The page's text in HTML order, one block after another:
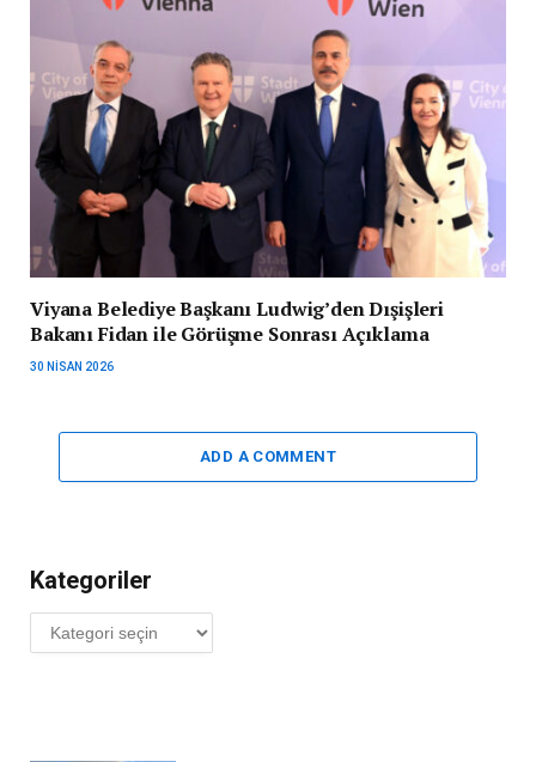
Viyana Belediye Başkanı Ludwig’den Dışişleri
Bakanı Fidan ile Görüşme Sonrası Açıklama
30 NISAN 2026
ADD A COMMENT
Kategoriler
Kategoriler